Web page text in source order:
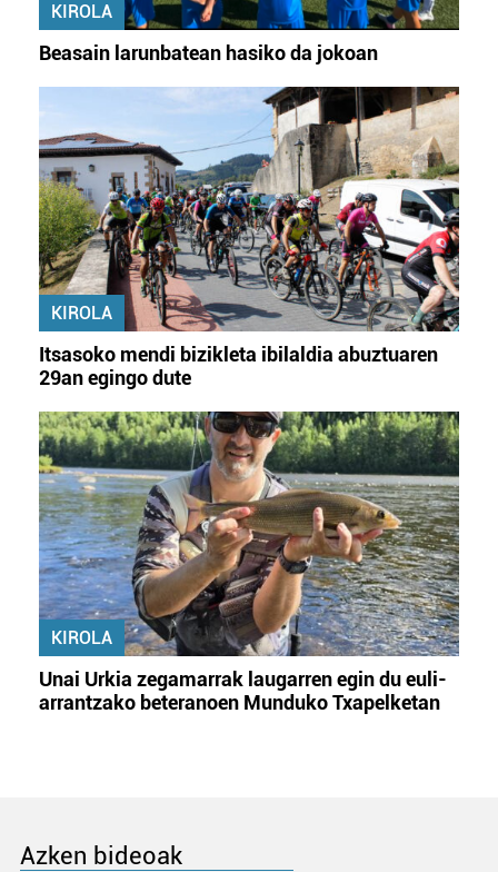
KIROLA
Beasain larunbatean hasiko da jokoan
KIROLA
Itsasoko mendi bizikleta ibilaldia abuztuaren
29an egingo dute
KIROLA
Unai Urkia zegamarrak laugarren egin du euli-
arrantzako beteranoen Munduko Txapelketan
Azken bideoak